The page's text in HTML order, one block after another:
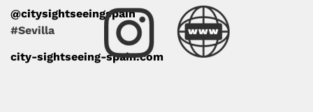
@citysightseeingspain
#Sevilla
city-sightseeing-spain.com